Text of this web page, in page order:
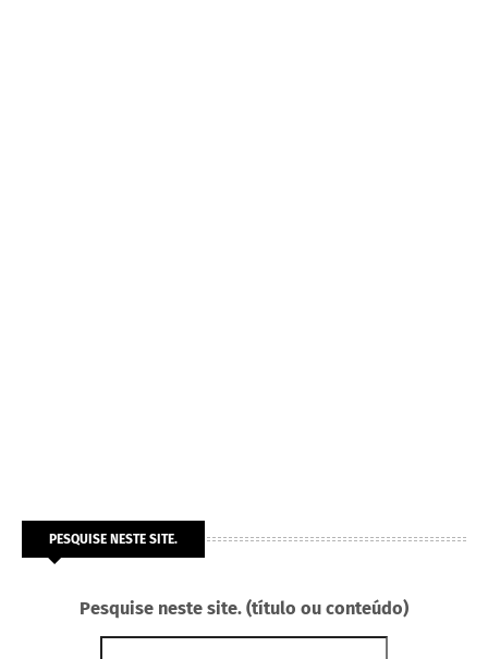
PESQUISE NESTE SITE.
Pesquise neste site. (título ou conteúdo)